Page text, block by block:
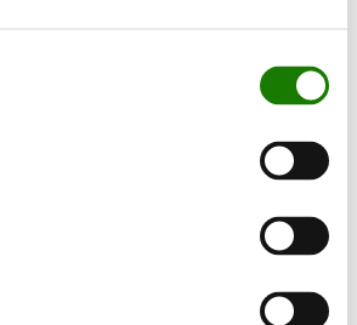
du den rigtige brændeovn